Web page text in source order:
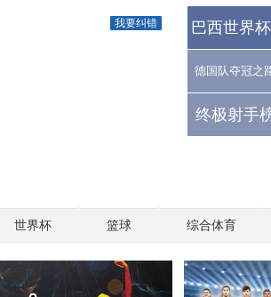
我要纠错 巴西世界
德国队夺冠之
终极射手
世界杯 篮球 综合体育